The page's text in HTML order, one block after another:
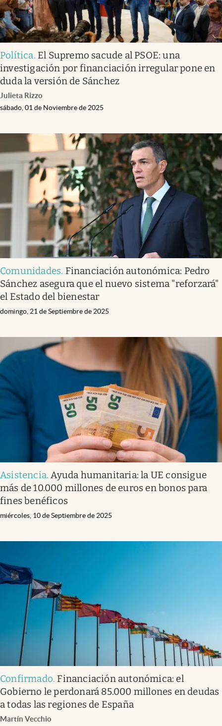
Política. El Supremo sacude al PSOE: una
investigación por financiación irregular pone en
duda la versión de Sánchez
Julieta Rizzo
sábado, 01 de Noviembre de 2025
Comunidades. Financiación autonómica: Pedro
Sánchez asegura que el nuevo sistema "reforzará"
el Estado del bienestar
domingo, 21 de Septiembre de 2025
Asistencia. Ayuda humanitaria: la UE consigue
más de 10.000 millones de euros en bonos para
fines benéficos
miércoles, 10 de Septiembre de 2025
Confirmado. Financiación autonómica: el
Gobierno le perdonará 85.000 millones en deudas
a todas las regiones de España
Martín Vecchio